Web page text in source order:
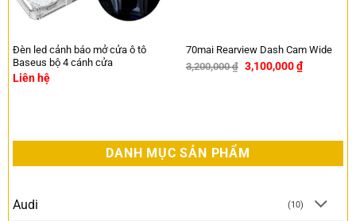
Đèn led cảnh báo mở cửa ô tô
Baseus bộ 4 cánh cửa
Liên hệ
70mai Rearview Dash Cam Wide
3,200,000₫ 3,100,000₫
DANH MỤC SẢN PHẨM
Audi (10)